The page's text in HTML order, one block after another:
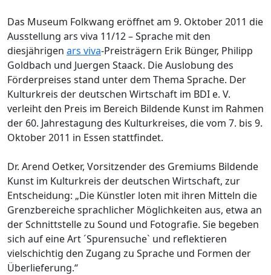
Das Museum Folkwang eröffnet am 9. Oktober 2011 die
Ausstellung ars viva 11/12 – Sprache mit den
diesjährigen ars viva-Preisträgern Erik Bünger, Philipp
Goldbach und Juergen Staack. Die Auslobung des
Förderpreises stand unter dem Thema Sprache. Der
Kulturkreis der deutschen Wirtschaft im BDI e. V.
verleiht den Preis im Bereich Bildende Kunst im Rahmen
der 60. Jahrestagung des Kulturkreises, die vom 7. bis 9.
Oktober 2011 in Essen stattfindet.
Dr. Arend Oetker, Vorsitzender des Gremiums Bildende
Kunst im Kulturkreis der deutschen Wirtschaft, zur
Entscheidung: „Die Künstler loten mit ihren Mitteln die
Grenzbereiche sprachlicher Möglichkeiten aus, etwa an
der Schnittstelle zu Sound und Fotografie. Sie begeben
sich auf eine Art ´Spurensuche` und reflektieren
vielschichtig den Zugang zu Sprache und Formen der
Überlieferung.“